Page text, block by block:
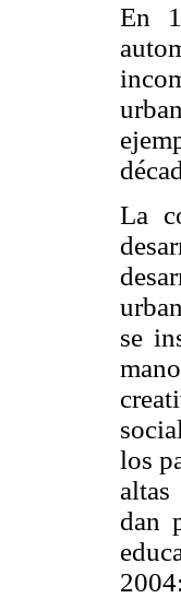
En
La
se
los
dan